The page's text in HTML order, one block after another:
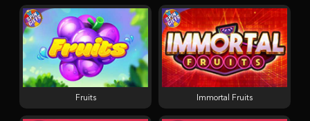
Immortal Fruits
Fruits